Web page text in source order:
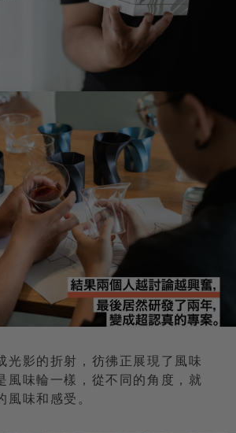
光影的折射，彷彿正展現了風味
風味輪一樣，從不同的角度，就
風味和感受。